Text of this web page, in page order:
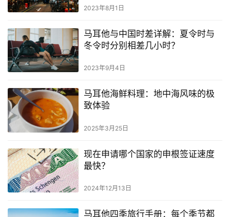
2023年8月1日
马耳他与中国时差详解：夏令时与
冬令时分别相差几小时？
2023年9月4日
马耳他海鲜料理：地中海风味的极
致体验
2025年3月25日
现在申请哪个国家的申根签证速度
最快？
2024年12月13日
马耳他四季旅行手册：每个季节都